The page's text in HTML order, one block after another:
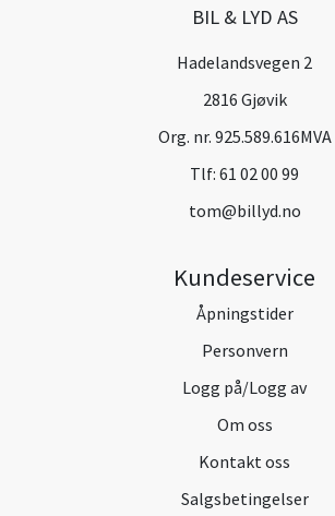
BIL & LYD AS
Hadelandsvegen 2
2816 Gjøvik
Org. nr. 925.589.616MVA
Tlf: 61 02 00 99
tom@billyd.no
Kundeservice
Åpningstider
Personvern
Logg på/Logg av
Om oss
Kontakt oss
Salgsbetingelser